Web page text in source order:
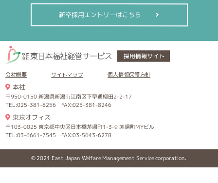
新卒採用エントリーはこちら
会社概要 サイトマップ 個人情報保護方針
本社
〒950-0150 新潟県新潟市江南区下早通柳田2-2-17
TEL:025-381-8256 FAX:025-381-8246
東京オフィス
〒103-0025 東京都中央区日本橋茅場町1-3-9 茅場町MYビル
TEL:03-6661-7545 FAX:03-5643-6278
© 2021 East Japan Welfare Management Service corporation.